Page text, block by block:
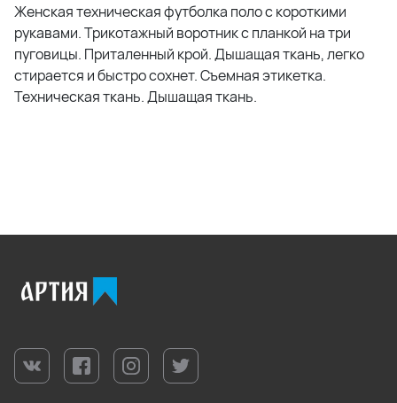
Женская техническая футболка поло с короткими
рукавами. Трикотажный воротник с планкой на три
пуговицы. Приталенный крой. Дышащая ткань, легко
стирается и быстро сохнет. Съемная этикетка.
Техническая ткань. Дышащая ткань.